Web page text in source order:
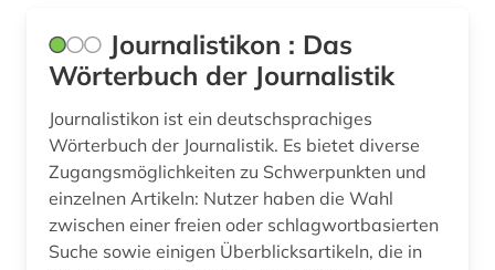
türkisch (7)
umgangssprache (1)
umwelt (1)
umwelttechnik (1)
Journalistikon : Das
Wörterbuch der Journalistik
Journalistikon ist ein deutschsprachiges
Wörterbuch der Journalistik. Es bietet diverse
Zugangsmöglichkeiten zu Schwerpunkten und
einzelnen Artikeln: Nutzer haben die Wahl
zwischen einer freien oder schlagwortbasierten
Suche sowie einigen Überblicksartikeln, die in